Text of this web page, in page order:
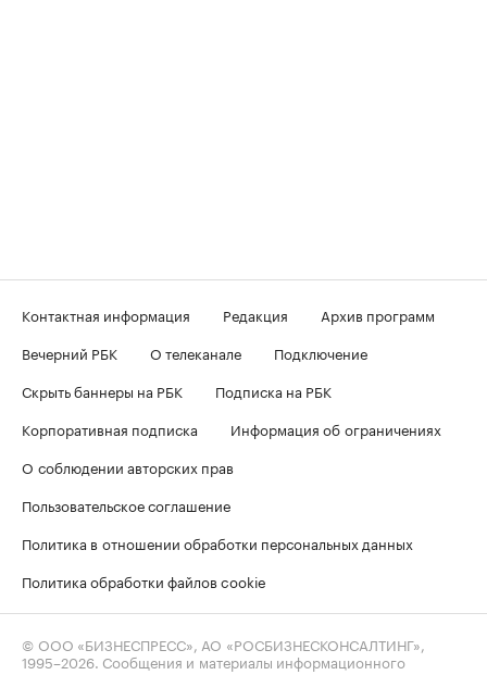
Контактная информация Редакция
Архив программ
Вечерний РБК
О телеканале
Подключение
Скрыть баннеры на РБК
Подписка на РБК
Корпоративная подписка
Информация об ограничениях
О соблюдении авторских прав
Пользовательское соглашение
Политика в отношении обработки персональных данных
Политика обработки файлов cookie
© ООО «БИЗНЕСПРЕСС», АО «РОСБИЗНЕСКОНСАЛТИНГ»,
1995–2026 . Сообщения и материалы информационного